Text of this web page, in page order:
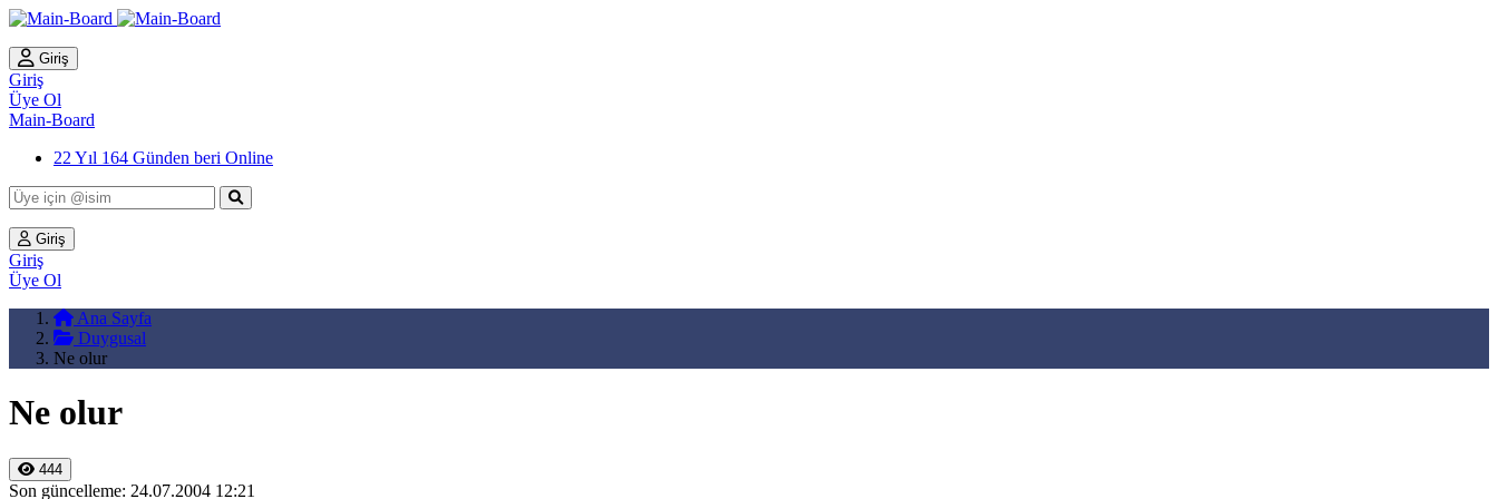
Giriş
Giriş
Üye Ol
Main-Board
22 Yıl 164 Günden beri Online
Giriş
Giriş
Üye Ol
Ana Sayfa
Duygusal
Ne olur
Ne olur
444
Son güncelleme: 24.07.2004 12:21